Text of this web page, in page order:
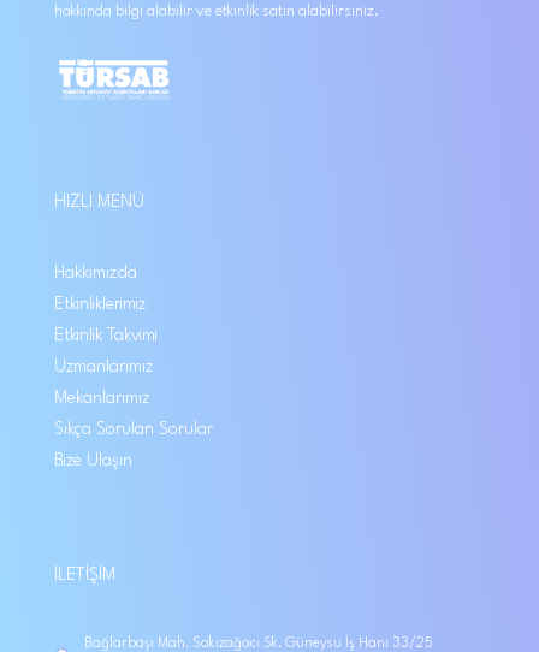
hakkında bilgi alabilir ve etkinlik satın alabilirsiniz.
HIZLI MENÜ
Hakkımızda
Etkinliklerimiz
Etkinlik Takvimi
Uzmanlarımız
Mekanlarımız
Sıkça Sorulan Sorular
Bize Ulaşın
İLETIŞIM
Bağlarbaşı Mah. Sakızağacı Sk. Güneysu İş Hanı 33/25